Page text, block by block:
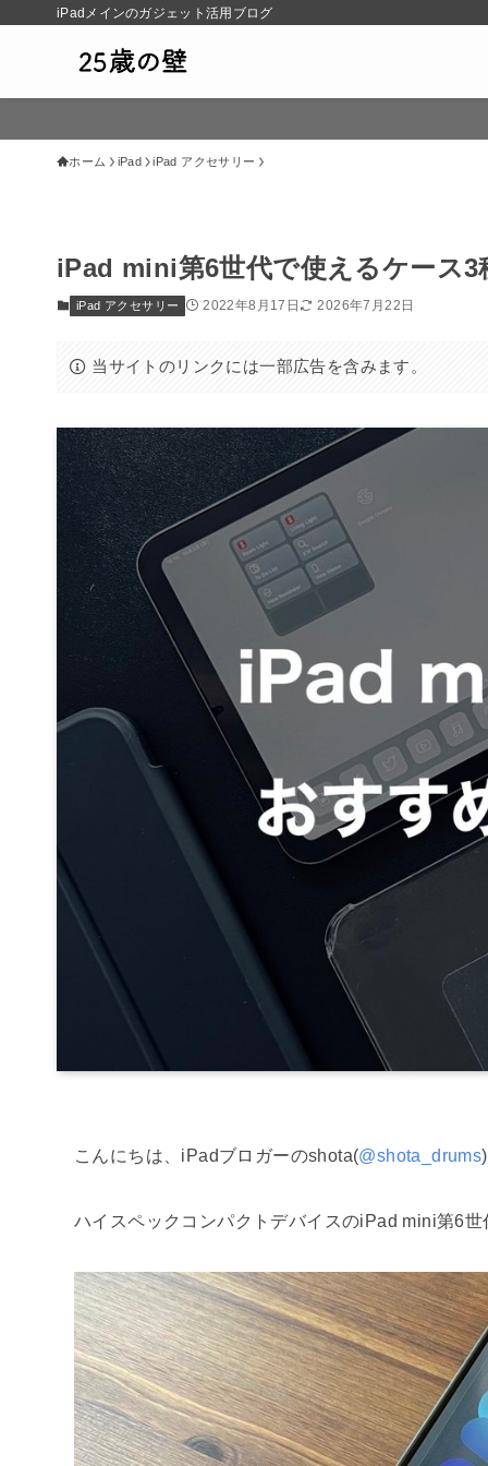
iPadメインのガジェット活用ブログ
ホーム iPad iPad アクセサリー
iPad mini第6世代で使えるケース
iPad アクセサリー 2022年8月17日 2026年7月22日
当サイトのリンクには一部広告を含みます。
こんにちは、iPadブロガーのshota(@shota_drums
ハイスペックコンパクトデバイスのiPad mini第6